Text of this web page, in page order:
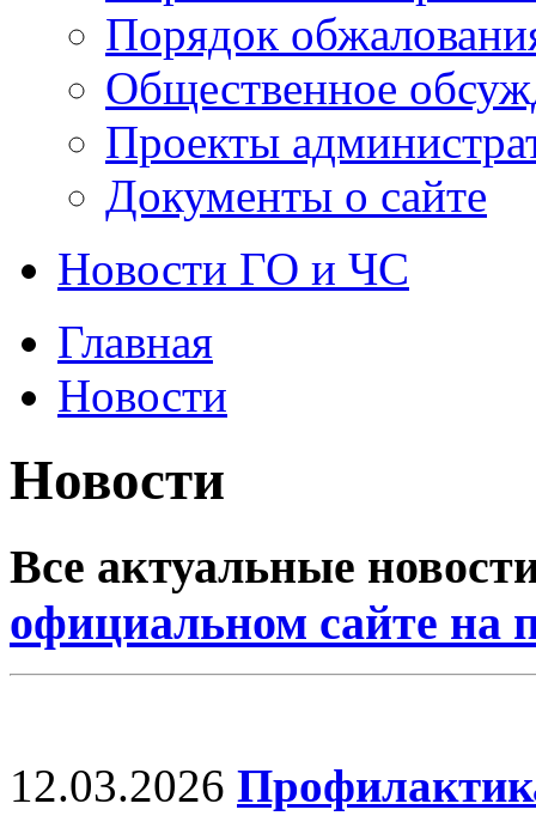
Порядок
Общественное
Проекты
Документы о сайте
Новости ГО и ЧС
Главная
Новости
Новости
Все актуальные
официальном сайте
12.03.2026